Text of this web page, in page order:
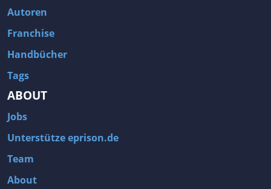
Autoren
Franchise
Handbücher
Tags
ABOUT
Jobs
Unterstütze eprison.de
Team
About